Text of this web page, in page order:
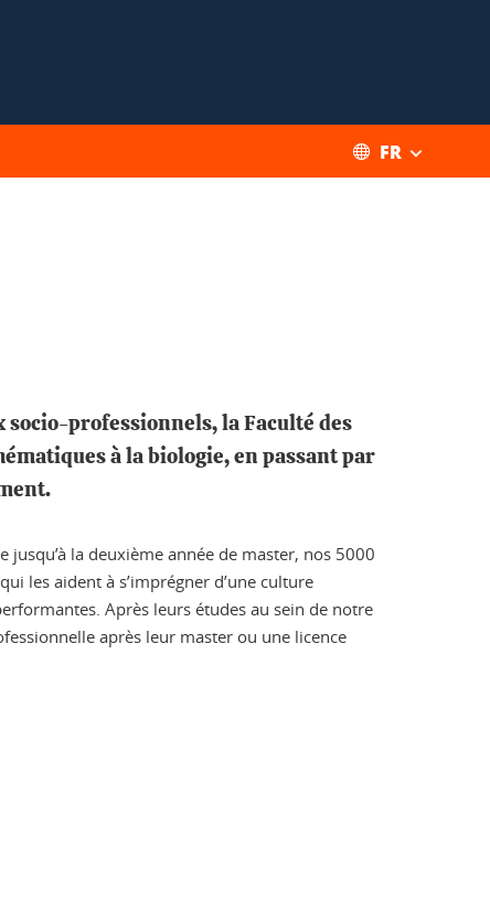
FR
socio-professionnels, la Faculté des
à la biologie, en passant par
la deuxième année de master, nos 5000
les aident à s’imprégner d’une culture
Après leurs études au sein de notre
après leur master ou une licence